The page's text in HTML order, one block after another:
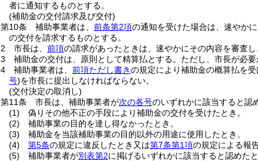
者に通知するものとする。
(補助金の交付請求及び交付)
第10条
補助事業者は、 前条第2項の通知を受けた場合は、速やか
の交付を請求するものとする。
2
市長は、 前項の請求があったときは、速やかにその内容を審査
3
補助金の交付は、原則として精算払とする。 ただし、市長が必
4
補助事業者は、 前項ただし書きの規定により補助金の概算払を
号)を市長に提出しなければならない。
(交付決定の取消し)
第11条
市長は、補助事業者が次の各号のいずれかに該当すると認
(1)
偽りその他不正の手段により補助金の交付を受けたとき。
(2)
補助事業の目的を達し得なかったとき。
(3)
補助金を当該補助事業の目的以外の用途に使用したとき。
(4)
第5条の規定に違反したとき又は第7条第1項の規定による報
(5)
補助事業者が別表第2に掲げるいずれかに該当すると認めたと